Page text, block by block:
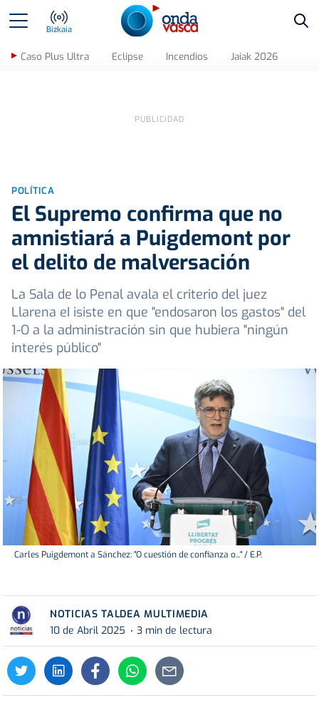
Bizkaia
Caso Plus Ultra Eclipse Incendios Jaiak 2026
POLÍTICA
El Supremo confirma que no
amnistiará a Puigdemont por
el delito de malversación
La Sala de lo Penal avala el criterio del juez
Llarena eI isiste en que "endosaron los gastos" del
1-O a la administración sin que hubiera "ningún
interés público"
Carles Puigdemont a Sánchez: "O cuestión de confianza o..." / E.P.
NOTICIAS TALDEA MULTIMEDIA
10 de Abril 2025
3 min de lectura